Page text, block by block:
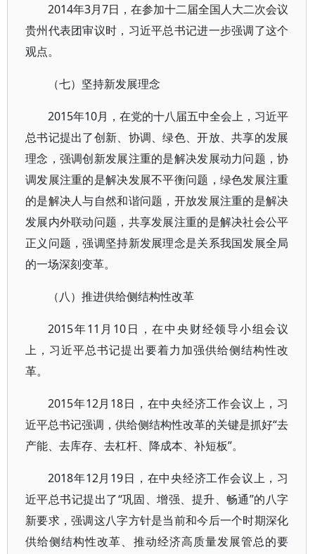
2014年3月7日，在参加十二届全国人大二次会议
贵州代表团审议时，习近平总书记进一步强调了这个
观点。
（七）坚持新发展理念
2015年10月，在党的十八届五中全会上，习近平
总书记提出了创新、协调、绿色、开放、共享的发展
理念，强调创新发展注重的是解决发展动力问题，协
调发展注重的是解决发展不平衡问题，绿色发展注重
的是解决人与自然和谐问题，开放发展注重的是解决
发展内外联动问题，共享发展注重的是解决社会公平
正义问题，强调坚持新发展理念是关系我国发展全局
的一场深刻变革。
（八）推进供给侧结构性改革
2015年11月10日，在中央财经领导小组会议
上，习近平总书记提出要着力加强供给侧结构性改
革。
2015年12月18日，在中央经济工作会议上，习
近平总书记强调，供给侧结构性改革的关键是抓好“去
产能、去库存、去杠杆、降成本、补短板”。
2018年12月19日，在中央经济工作会议上，习
近平总书记提出了“巩固、增强、提升、畅通”的八字
新要求，强调这八字方针是当前和今后一个时期深化
供给侧结构性改革、推动经济高质量发展管总的要